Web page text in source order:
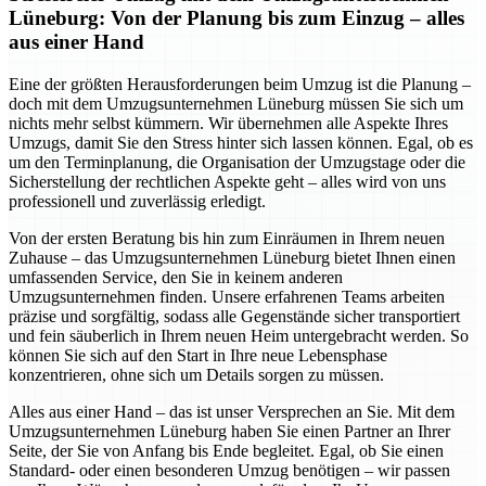
Lüneburg: Von der Planung bis zum Einzug – alles
aus einer Hand
Eine der größten Herausforderungen beim Umzug ist die Planung –
doch mit dem Umzugsunternehmen Lüneburg müssen Sie sich um
nichts mehr selbst kümmern. Wir übernehmen alle Aspekte Ihres
Umzugs, damit Sie den Stress hinter sich lassen können. Egal, ob es
um den Terminplanung, die Organisation der Umzugstage oder die
Sicherstellung der rechtlichen Aspekte geht – alles wird von uns
professionell und zuverlässig erledigt.
Von der ersten Beratung bis hin zum Einräumen in Ihrem neuen
Zuhause – das Umzugsunternehmen Lüneburg bietet Ihnen einen
umfassenden Service, den Sie in keinem anderen
Umzugsunternehmen finden. Unsere erfahrenen Teams arbeiten
präzise und sorgfältig, sodass alle Gegenstände sicher transportiert
und fein säuberlich in Ihrem neuen Heim untergebracht werden. So
können Sie sich auf den Start in Ihre neue Lebensphase
konzentrieren, ohne sich um Details sorgen zu müssen.
Alles aus einer Hand – das ist unser Versprechen an Sie. Mit dem
Umzugsunternehmen Lüneburg haben Sie einen Partner an Ihrer
Seite, der Sie von Anfang bis Ende begleitet. Egal, ob Sie einen
Standard- oder einen besonderen Umzug benötigen – wir passen